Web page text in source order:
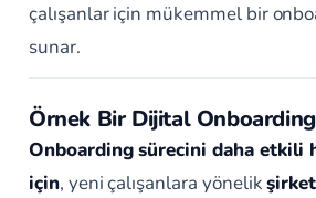
çalışanlar için mükemmel bir
sunar.
Örnek Bir Dijital Onboarding
Onboarding sürecini daha etkili
için, yeni çalışanlara yönelik